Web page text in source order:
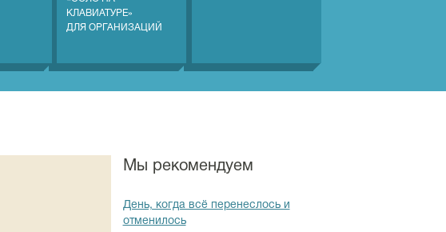
КЛАВИАТУРЕ»
ДЛЯ ОРГАНИЗАЦИЙ
Мы рекомендуем
День, когда всё перенеслось и
отменилось